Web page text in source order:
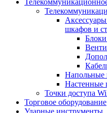
шкафов и
Блоки
Точки доступа
Торговое оборудование
Ударные инструменты